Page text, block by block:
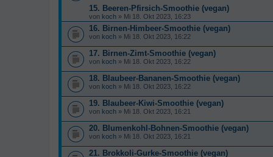
15. Beeren-Pfirsich-Smoothie (vegan)
von koch » Mi 18. Okt 2023, 16:23
16. Birnen-Himbeer-Smoothie (vegan)
von koch » Mi 18. Okt 2023, 16:22
17. Birnen-Zimt-Smoothie (vegan)
von koch » Mi 18. Okt 2023, 16:22
18. Blaubeer-Bananen-Smoothie (vegan)
von koch » Mi 18. Okt 2023, 16:22
19. Blaubeer-Kiwi-Smoothie (vegan)
von koch » Mi 18. Okt 2023, 16:21
20. Blumenkohl-Bohnen-Smoothie (vegan)
von koch » Mi 18. Okt 2023, 16:21
21. Brokkoli-Gurke-Smoothie (vegan)